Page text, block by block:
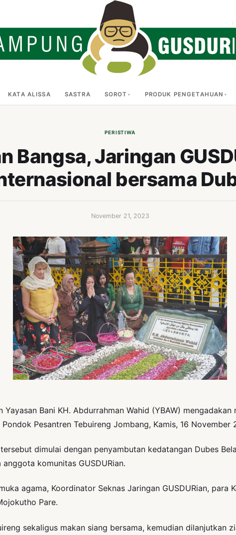
KATA ALISSA SASTRA SOROT PRODUK PENGETAHUAN
PERISTIWA
Bangsa, Jaringan
bersama
November 21, 2023
Yayasan Bani KH. Abdurrahman Wahid (YBAW)
Pesantren Tebuireng Jombang, Kamis, 16 November
dimulai dengan penyambutan kedatangan Dubes
komunitas GUSDURian.
agama, Koordinator Seknas Jaringan GUSDURian, para
Pare.
sekaligus makan siang bersama, kemudian dilanjutkan